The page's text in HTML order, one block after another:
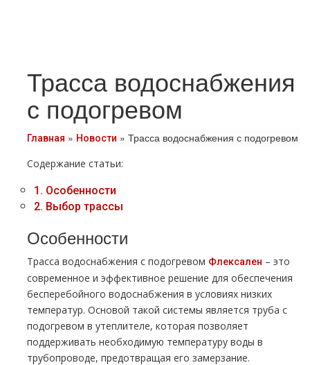
Трасса водоснабжения
с подогревом
Главная » Новости » Трасса водоснабжения с подогревом
Содержание статьи:
1. Особенности
2. Выбор трассы
Особенности
Трасса водоснабжения с подогревом Флексален – это
современное и эффективное решение для обеспечения
бесперебойного водоснабжения в условиях низких
температур. Основой такой системы является труба с
подогревом в утеплителе, которая позволяет
поддерживать необходимую температуру воды в
трубопроводе, предотвращая его замерзание.